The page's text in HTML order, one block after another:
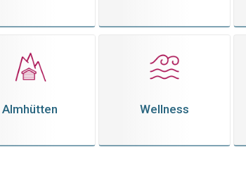
Almhütten Wellness